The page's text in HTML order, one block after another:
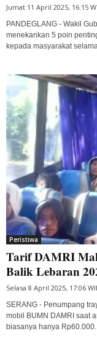
Jumat 11 April 2025, 16:15
PANDEGLANG - Wakil
menekankan 5 poin
kepada masyarakat
Peristiwa
Tarif DAMRI
Balik Lebaran
Selasa 8 April 2025, 17:06
SERANG - Penumpang
mobil BUMN DAMRI saat
biasanya hanya